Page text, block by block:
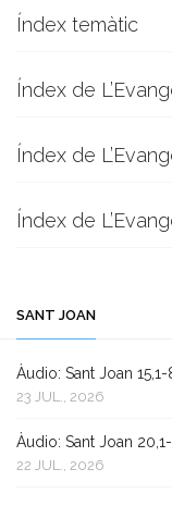
Índex temàtic
Índex de
Índex de
Índex de
SANT JOAN
Àudio: Sant Joan 15,1-
23 JUL., 2026
Àudio: Sant Joan 20,1-
22 JUL., 2026